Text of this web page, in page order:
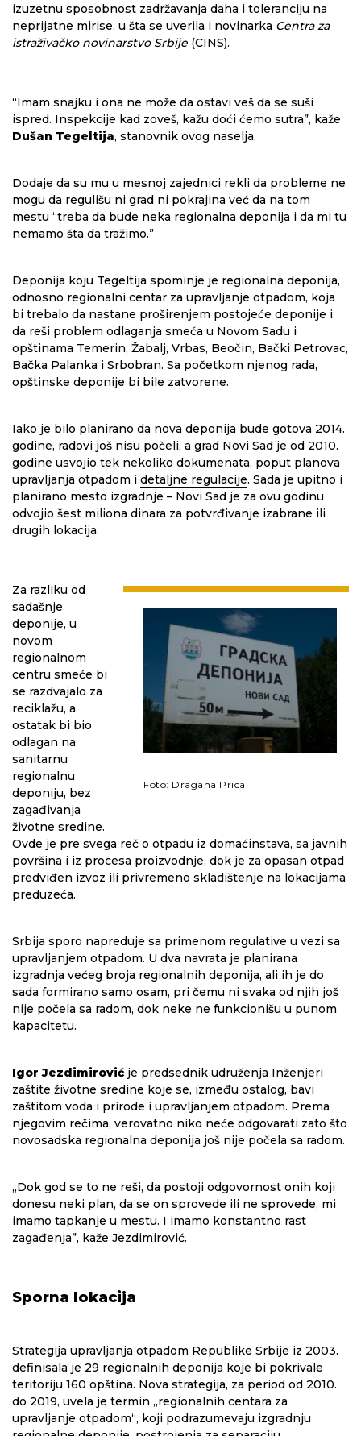
izuzetnu sposobnost zadržavanja daha i toleranciju na
neprijatne mirise, u šta se uverila i novinarka Centra za
istraživačko novinarstvo Srbije (CINS).
“Imam snajku i ona ne može da ostavi veš da se suši
ispred. Inspekcije kad zoveš, kažu doći ćemo sutra”, kaže
Dušan Tegeltija, stanovnik ovog naselja.
Dodaje da su mu u mesnoj zajednici rekli da probleme ne
mogu da regulišu ni grad ni pokrajina već da na tom
mestu “treba da bude neka regionalna deponija i da mi tu
nemamo šta da tražimo.”
Deponija koju Tegeltija spominje je regionalna deponija,
odnosno regionalni centar za upravljanje otpadom, koja
bi trebalo da nastane proširenjem postojeće deponije i
da reši problem odlaganja smeća u Novom Sadu i
opštinama Temerin, Žabalj, Vrbas, Beočin, Bački Petrovac,
Bačka Palanka i Srbobran. Sa početkom njenog rada,
opštinske deponije bi bile zatvorene.
Iako je bilo planirano da nova deponija bude gotova 2014.
godine, radovi još nisu počeli, a grad Novi Sad je od 2010.
godine usvojio tek nekoliko dokumenata, poput planova
upravljanja otpadom i detaljne regulacije. Sada je upitno i
planirano mesto izgradnje – Novi Sad je za ovu godinu
odvojio šest miliona dinara za potvrđivanje izabrane ili
drugih lokacija.
Foto: Dragana Prica
Za razliku od
sadašnje
deponije, u
novom
regionalnom
centru smeće bi
se razdvajalo za
reciklažu, a
ostatak bi bio
odlagan na
sanitarnu
regionalnu
deponiju, bez
zagađivanja
životne sredine.
Ovde je pre svega reč o otpadu iz domaćinstava, sa javnih
površina i iz procesa proizvodnje, dok je za opasan otpad
predviđen izvoz ili privremeno skladištenje na lokacijama
preduzeća.
Srbija sporo napreduje sa primenom regulative u vezi sa
upravljanjem otpadom. U dva navrata je planirana
izgradnja većeg broja regionalnih deponija, ali ih je do
sada formirano samo osam, pri čemu ni svaka od njih još
nije počela sa radom, dok neke ne funkcionišu u punom
kapacitetu.
Igor Jezdimirović je predsednik udruženja Inženjeri
zaštite životne sredine koje se, između ostalog, bavi
zaštitom voda i prirode i upravljanjem otpadom. Prema
njegovim rečima, verovatno niko neće odgovarati zato što
novosadska regionalna deponija još nije počela sa radom.
„Dok god se to ne reši, da postoji odgovornost onih koji
donesu neki plan, da se on sprovede ili ne sprovede, mi
imamo tapkanje u mestu. I imamo konstantno rast
zagađenja”, kaže Jezdimirović.
Sporna lokacija
Strategija upravljanja otpadom Republike Srbije iz 2003.
definisala je 29 regionalnih deponija koje bi pokrivale
teritoriju 160 opština. Nova strategija, za period od 2010.
do 2019, uvela je termin „regionalnih centara za
upravljanje otpadom“, koji podrazumevaju izgradnju